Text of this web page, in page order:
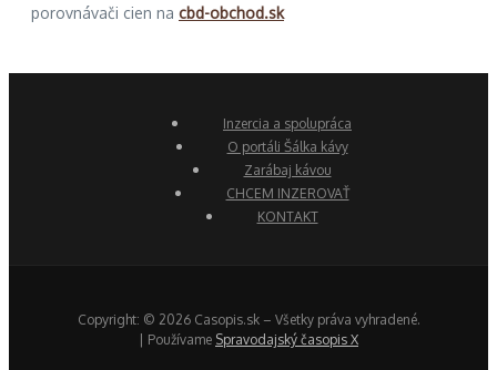
porovnávači cien na cbd-obchod.sk
Inzercia a spolupráca
O portáli Šálka kávy
Zarábaj kávou
CHCEM INZEROVAŤ
KONTAKT
Copyright: © 2026 Casopis.sk – Všetky práva vyhradené.
| Používame Spravodajský časopis X